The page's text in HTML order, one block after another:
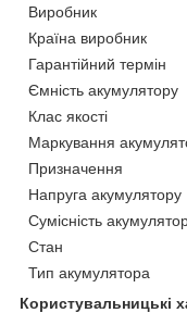
Виробник
Країна виробник
Гарантійний термін
Ємність акумулятору
Клас якості
Маркування
Призначення
Напруга акумулятору
Сумісність
Стан
Тип акумулятора
Користувальницькі